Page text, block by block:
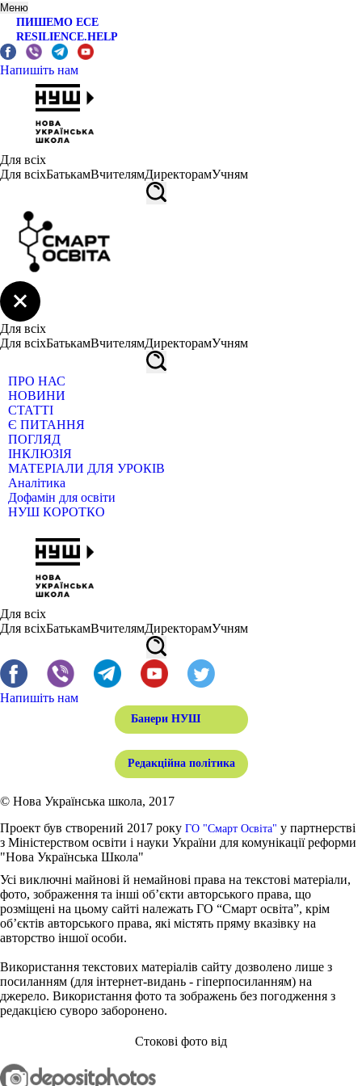
Меню
ПИШЕМО ЕСЕ
RESILIENCE.HELP
Напишіть нам
Для всіх
Для всіхБатькамВчителямДиректорамУчням
Для всіх
Для всіхБатькамВчителямДиректорамУчням
ПРО НАС
НОВИНИ
СТАТТІ
Є ПИТАННЯ
ПОГЛЯД
ІНКЛЮЗІЯ
МАТЕРІАЛИ ДЛЯ УРОКІВ
Аналітика
Дофамін для освіти
НУШ КОРОТКО
Для всіх
Для всіхБатькамВчителямДиректорамУчням
Напишіть нам
Банери НУШ
Редакційна політика
© Нова Українська школа, 2017
Проект був створений 2017 року ГО "Смарт Освіта" у партнерстві
з Міністерством освіти і науки України для комунікації реформи
"Нова Українська Школа"
Усі виключні майнові й немайнові права на текстові матеріали,
фото, зображення та інші об’єкти авторського права, що
розміщені на цьому сайті належать ГО “Смарт освіта”, крім
об’єктів авторського права, які містять пряму вказівку на
авторство іншої особи.
Використання текстових матеріалів сайту дозволено лише з
посиланням (для інтернет-видань - гіперпосиланням) на
джерело. Використання фото та зображень без погодження з
редакцією суворо заборонено.
Стокові фото від